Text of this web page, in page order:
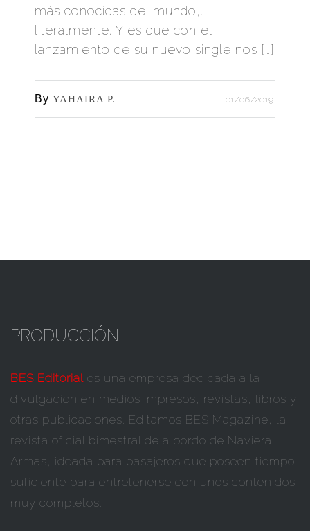
más conocidas del mundo,.
literalmente. Y es que con el
lanzamiento de su nuevo single nos […]
By YAHAIRA P. 01/06/2019
PRODUCCIÓN
BES Editorial es una empresa dedicada a la
divulgación en medios impresos, revistas, libros y
otras publicaciones. Editamos BES Magazine, la
revista oficial bimestral de a bordo de Naviera
Armas, ideada para pasajeros que poseen tiempo
suficiente para entretenerse con unos contenidos
muy completos.